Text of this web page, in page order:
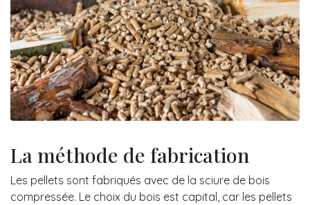
La méthode de fabrication
Les pellets sont fabriqués avec de la sciure de bois
compressée. Le choix du bois est capital, car les pellets